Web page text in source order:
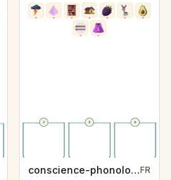
conscience-phonologique-k234-5FR